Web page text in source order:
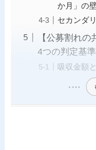
か月」の
セカンダ
【公募割れ
4つの判定基準
吸収金額